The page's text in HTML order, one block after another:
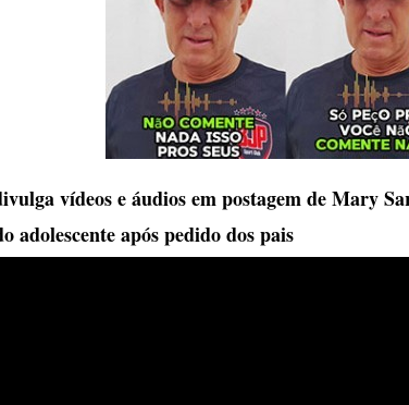
vídeos e áudios em postagem de Mary
adolescente após pedido dos pais